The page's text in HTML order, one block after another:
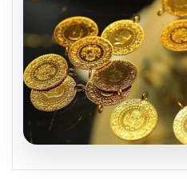
06.08.2026